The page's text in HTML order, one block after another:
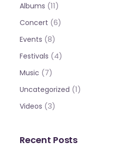
Albums (11)
Concert (6)
Events (8)
Festivals (4)
Music (7)
Uncategorized (1)
Videos (3)
Recent Posts